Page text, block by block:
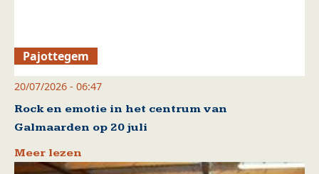
Pajottegem
20/07/2026 - 06:47
Rock en emotie in het centrum van
Galmaarden op 20 juli
Meer lezen